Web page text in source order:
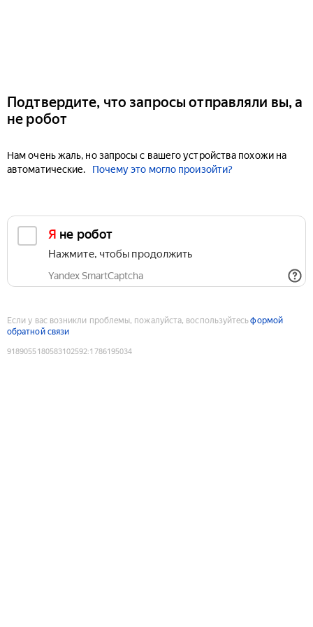
Подтвердите, что запросы отправляли вы, а
не робот
Нам очень жаль, но запросы с вашего устройства похожи на
автоматические.
Почему это могло произойти?
Я не робот
Нажмите, чтобы продолжить
Yandex SmartCaptcha
Если у вас возникли проблемы, пожалуйста, воспользуйтесьформой
обратной связи
9189055180583102592:1786195034